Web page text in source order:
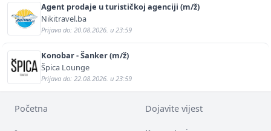
Agent prodaje u turističkoj agenciji (m/ž)
Nikitravel.ba
Prijava do: 20.08.2026. u 23:59
Konobar - Šanker (m/ž)
Špica Lounge
Prijava do: 22.08.2026. u 23:59
Početna Dojavite vijest